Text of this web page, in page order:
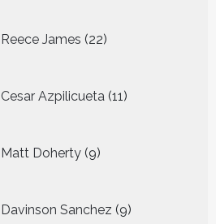
Reece James 22
producten
Cesar Azpilicueta 11
producten
Matt Doherty 9
producten
Davinson Sanchez 9
producten